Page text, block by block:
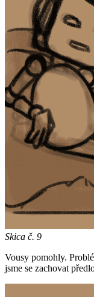
Skica č. 9
Vousy pomohly.
jsme se zachovat